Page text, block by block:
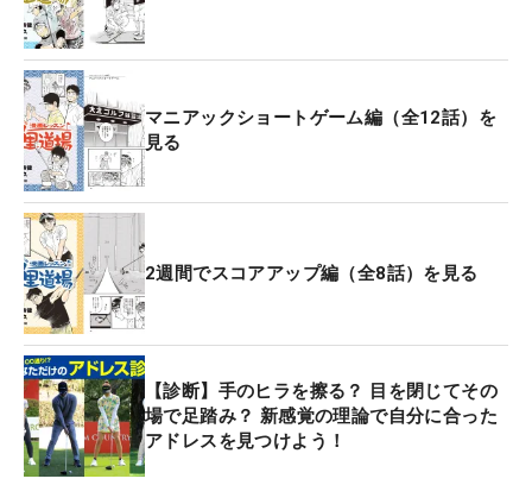
マニアックショートゲーム編（全12話）を
見る
2週間でスコアアップ編（全8話）を見る
【診断】手のヒラを擦る？ 目を閉じてその
場で足踏み？ 新感覚の理論で自分に合った
アドレスを見つけよう！